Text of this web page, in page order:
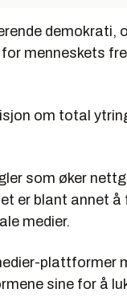
demokrati,
menneskets
om total
som øker
er blant annet å
medier.
plattformer
sine for å